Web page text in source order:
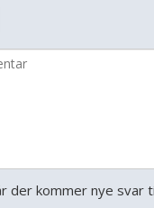
der kommer nye svar